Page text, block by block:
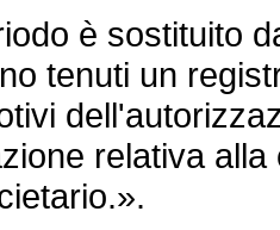
è sostituito
tenuti un
relativa